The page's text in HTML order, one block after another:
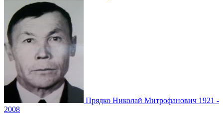
Прядко Николай Митрофанович 1921 -
2008